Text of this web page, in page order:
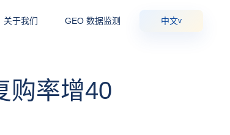
关于我们 GEO 数据监测 中文v
购率增40